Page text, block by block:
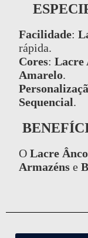
Facilidade:
rápida.
Cores: Lacre
Amarelo.
Sequencial.
O Lacre
Armazéns e